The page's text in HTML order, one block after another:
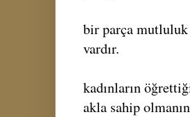
bir parça mutluluk
vardır.
kadınların
akla sahip